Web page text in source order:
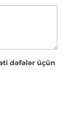
dəfələr üçün